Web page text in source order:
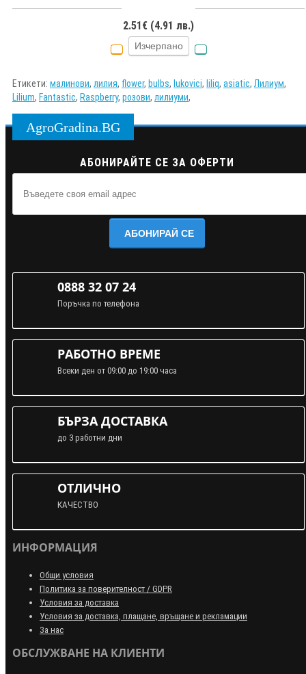
2.51€ (4.91 лв.)
Изчерпано
Етикети: малинови, лилия, flower, bulbs, lukovici, liliq, asiatic, Лилиум,
Lilium, Fantastic, Raspberry, розови, лилиуми,
AgroGradina.BG
АБОНИРАЙТЕ СЕ ЗА ОФЕРТИ
АБОНИРАЙ СЕ
0888 32 07 24
Поръчка по телефона
РАБОТНО ВРЕМЕ
Всеки ден от 09:00 до 19:00 часа
БЪРЗА ДОСТАВКА
до 3 работни дни
ОТЛИЧНО
КАЧЕСТВО
ИНФОРМАЦИЯ
Общи условия
Политика за поверителност / GDPR
Условия за доставка
Условия за доставка, плащане, връщане и рекламации
За нас
ОБСЛУЖВАНЕ НА КЛИЕНТИ